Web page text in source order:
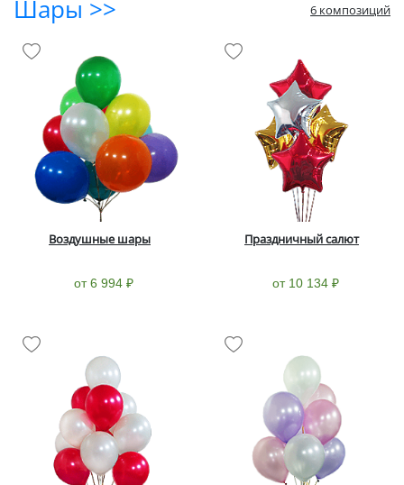
Шары >> 6 композиций
Воздушные шары
от 6 994 ₽
Праздничный салют
от 10 134 ₽